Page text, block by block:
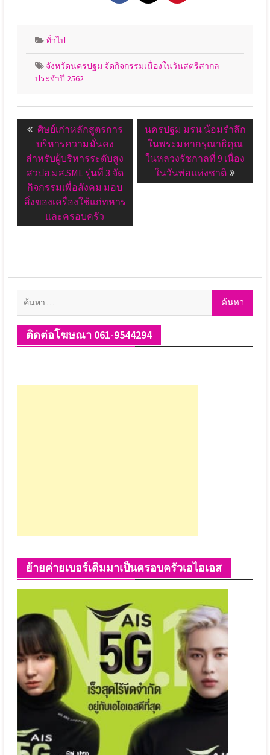
ทั่วไป
จังหวัดนครปฐม จัดกิจกรรมเนื่องในวันสตรีสากล
ประจำปี 2562
เรื่องPrevious
post:
ศิษย์​เก่า​หลักสูตรการ
บริหารความมั่นคง
สำหรับผู้บริหารระดับสูง​
สวปอ.มส.SML​ รุ่นที่ 3​ จัด
กิจกรรม​เพื่อสังคม มอบ
สิ่งของเครื่องใช้แก่ทหาร
และครอบครัว
Next
post:
นครปฐม มรน.น้อมรำลึก
ในพระมหากรุณาธิคุณ
ในหลวงรัชกาลที่ 9 เนื่อง
ในวันพ่อแห่งชาติ
ค้นหา
ติดต่อโฆษณา 061-9544294
ย้ายค่ายเบอร์เดิมมาเป็นครอบครัวเอไอเอส